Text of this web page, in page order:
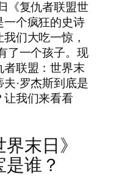
《复仇者联盟世
一个疯狂的史诗
们大吃一惊，
了一个孩子。现
联盟：世界末
·罗杰斯到底是
让我们来看看
末日》
谁？